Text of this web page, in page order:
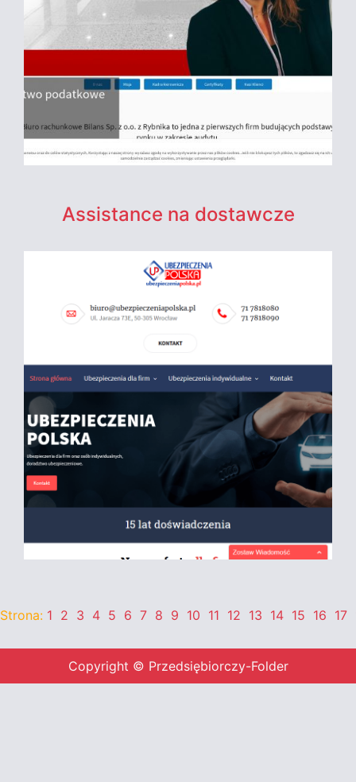
Assistance na dostawcze
Strona: 1 2 3 4 5 6 7 8 9 10 11 12 13 14 15 16 17
Copyright © Przedsiębiorczy-Folder